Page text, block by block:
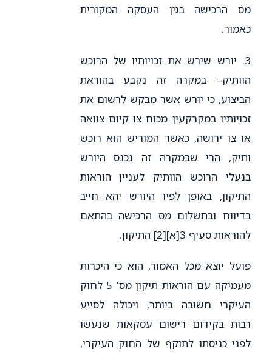
מס הרכישה בגין העסקה המקורית
כאמור.
3. יורש שירש את זכויותיו של הרוכש
הוותיק– במקרה זה נקבע בהוראת
הביצוע, כי יורש אשר מבקש לרשום את
זכויותיו במקרקעין מכוח צו קיום צוואה
או צו ירושה, כאשר המוריש הוא רוכש
ותיק, הרי שבמקרה זה נכנס היורש
בנעלי הרוכש הוותיק לעניין הוראות
התיקון, באופן לפיו היורש יהא חייב
בדיווח ובתשלום מס הרכישה בהתאם
להוראות סעיף 3[א][2] התיקון.
פועל יוצא מכל האמור, הוא כי היכרות
מעמיקה עם הוראות תיקון מס' 5 לחוק
העיקרי חשובה ביותר, ויכולה לסייע
רבות בקידום רישום עסקאות שנעשו
לפני כניסתו לתוקף של החוק העיקרי,